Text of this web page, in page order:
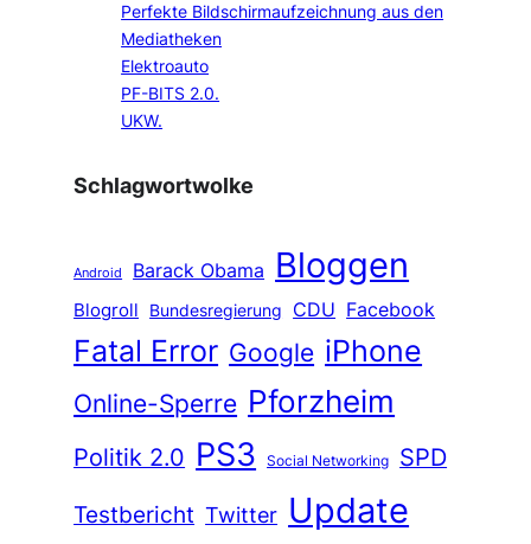
Perfekte Bildschirmaufzeichnung aus den
Mediatheken
Elektroauto
PF-BITS 2.0.
UKW.
Schlagwortwolke
Android Barack Obama Bloggen
Blogroll Bundesregierung CDU Facebook
Fatal Error Google iPhone
Online-Sperre Pforzheim
Politik 2.0 PS3 Social Networking
SPD
Testbericht Twitter Update